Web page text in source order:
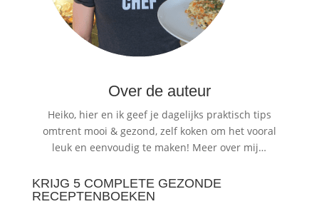
Over de auteur
Heiko, hier en ik geef je dagelijks praktisch tips
omtrent mooi & gezond, zelf koken om het vooral
leuk en eenvoudig te maken! Meer over mij…
KRIJG 5 COMPLETE GEZONDE
RECEPTENBOEKEN